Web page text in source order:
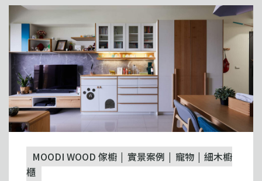
MOODI WOOD 傢櫥 實景案例 寵物
細木櫥
櫃